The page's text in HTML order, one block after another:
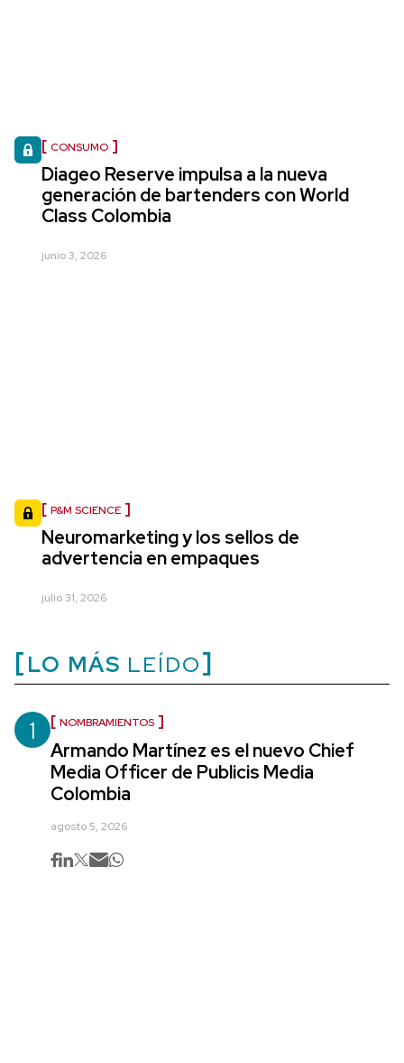
CONSUMO
Diageo Reserve impulsa a la nueva
generación de bartenders con World
Class Colombia
junio 3, 2026
P&M SCIENCE
Neuromarketing y los sellos de
advertencia en empaques
julio 31, 2026
LO MÁS LEÍDO
1 NOMBRAMIENTOS
Armando Martínez es el nuevo Chief
Media Officer de Publicis Media
Colombia
agosto 5, 2026